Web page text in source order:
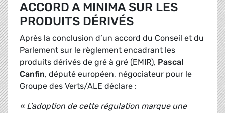
ACCORD A MINIMA SUR LES
PRODUITS DÉRIVÉS
Après la conclusion d’un accord du Conseil et du
Parlement sur le règlement encadrant les
produits dérivés de gré à gré (EMIR), Pascal
Canfin, député européen, négociateur pour le
Groupe des Verts/ALE déclare :
« L’adoption de cette régulation marque une